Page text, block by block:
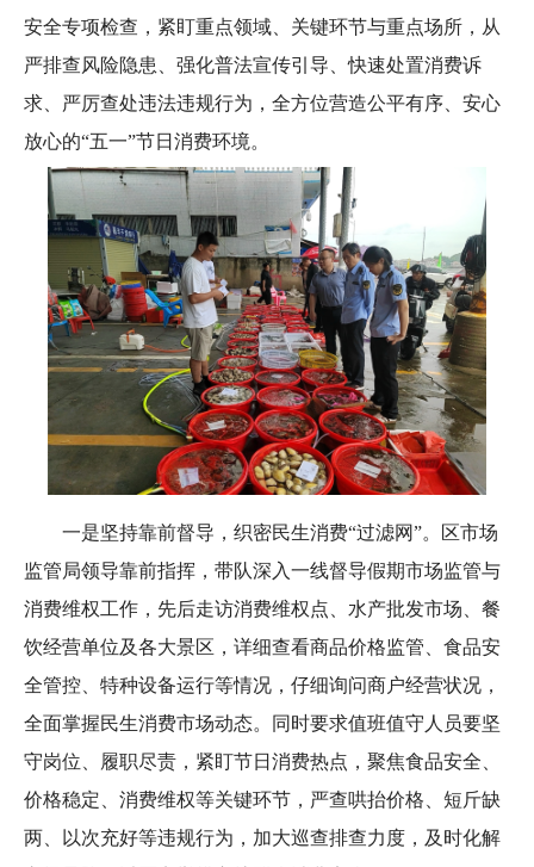
安全专项检查，紧盯重点领域、关键环节与重点场所，从
严排查风险隐患、强化普法宣传引导、快速处置消费诉
求、严厉查处违法违规行为，全方位营造公平有序、安心
放心的“五一”节日消费环境。
一是坚持靠前督导，织密民生消费“过滤网”。区市场
监管局领导靠前指挥，带队深入一线督导假期市场监管与
消费维权工作，先后走访消费维权点、水产批发市场、餐
饮经营单位及各大景区，详细查看商品价格监管、食品安
全管控、特种设备运行等情况，仔细询问商户经营状况，
全面掌握民生消费市场动态。同时要求值班值守人员要坚
守岗位、履职尽责，紧盯节日消费热点，聚焦食品安全、
价格稳定、消费维权等关键环节，严查哄抬价格、短斤缺
两、以次充好等违规行为，加大巡查排查力度，及时化解